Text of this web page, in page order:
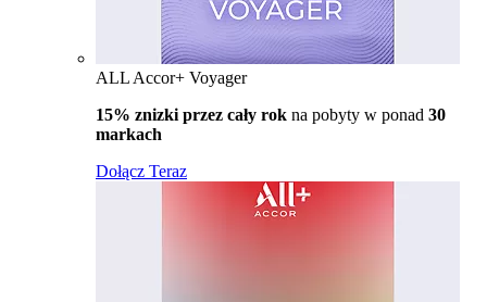
ALL Accor+ Voyager
15% znizki przez cały rok na pobyty w ponad 30
markach
Dołącz Teraz